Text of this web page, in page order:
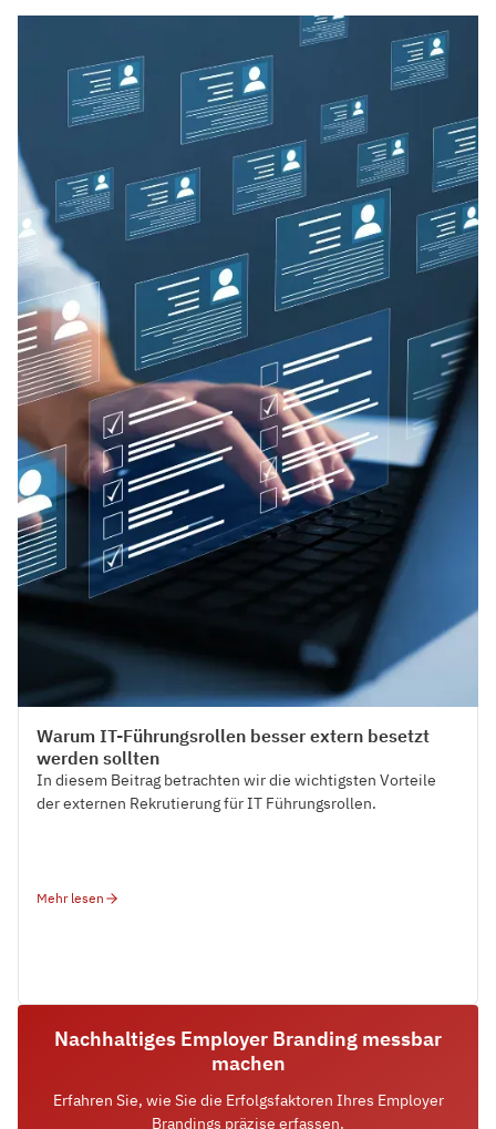
Warum IT-Führungsrollen besser extern besetzt
werden sollten
In diesem Beitrag betrachten wir die wichtigsten Vorteile
der externen Rekrutierung für IT Führungsrollen.
Mehr lesen
Nachhaltiges Employer Branding messbar
machen
Erfahren Sie, wie Sie die Erfolgsfaktoren Ihres Employer
Brandings präzise erfassen.